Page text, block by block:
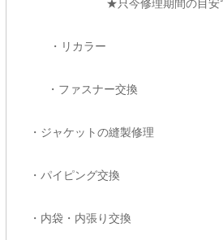
★只今修理期間の目安
・リカラー
・ファスナー交換
・ジャケットの縫製修理
・パイピング交換 1
・内袋・内張り交換 1